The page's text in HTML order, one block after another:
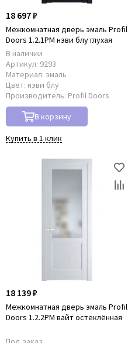
18 697 ₽
Межкомнатная дверь эмаль Profil
Doors 1.2.1PM нэви блу глухая
В наличии
Артикул: 9293
Материал: эмаль
Цвет: нэви блу
Производитель: Profil Doors
В корзину
Купить в 1 клик
18 139 ₽
Межкомнатная дверь эмаль Profil
Doors 1.2.2PM вайт остеклённая